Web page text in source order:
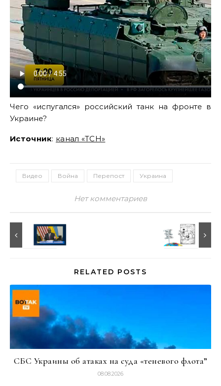
Чего «испугался» российский танк на фронте в
Украине?
Источник: канал «ТСН»
Видео Война Перепост Украина
Нет комментариев
RELATED POSTS
СБС Украины об атаках на суда «теневого флота”
08.08.2026